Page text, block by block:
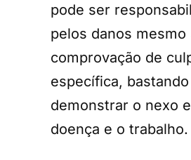
pode ser
pelos danos mesmo
comprovação de
específica, bastando
demonstrar o nexo
doença e o trabalho.